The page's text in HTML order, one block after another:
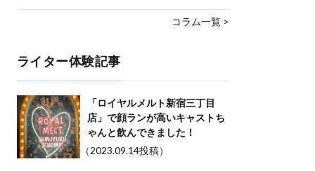
コラム一覧 >
ライター体験記事
「ロイヤルメルト新宿三丁目
店」で顔ランが高いキャストち
ゃんと飲んできました！
（2023.09.14投稿）